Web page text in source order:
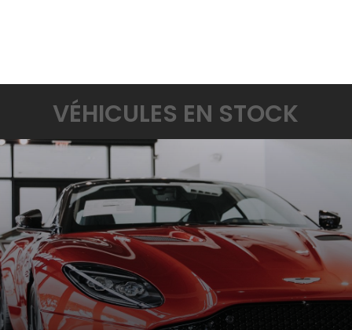
VÉHICULES EN STOCK